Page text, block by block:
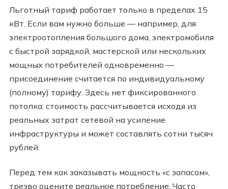
Льготный тариф работает только в пределах 15
кВт. Если вам нужно больше — например, для
электроотопления большого дома, электромобиля
с быстрой зарядкой, мастерской или нескольких
мощных потребителей одновременно —
присоединение считается по индивидуальному
(полному) тарифу. Здесь нет фиксированного
потолка: стоимость рассчитывается исходя из
реальных затрат сетевой на усиление
инфраструктуры и может составлять сотни тысяч
рублей.
Перед тем как заказывать мощность «с запасом»,
трезво оцените реальное потребление. Часто